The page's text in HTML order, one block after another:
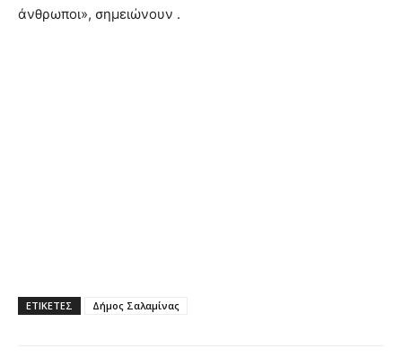
άνθρωποι», σημειώνουν .
ΕΤΙΚΕΤΕΣ Δήμος Σαλαμίνας